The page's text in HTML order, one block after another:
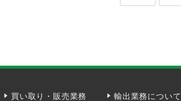
買い取り・販売業務 輸出業務について